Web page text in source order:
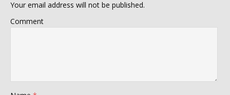
Your email address will not be published.
Comment